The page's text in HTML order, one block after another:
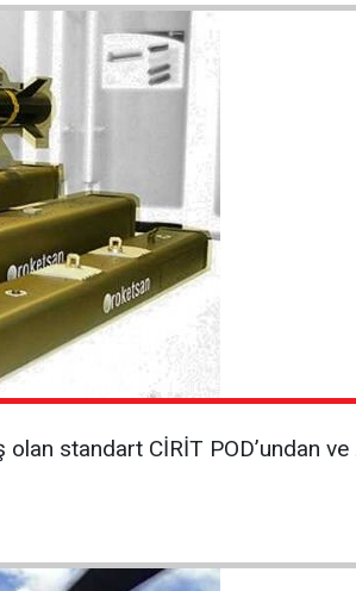
standart CİRİT POD’undan ve